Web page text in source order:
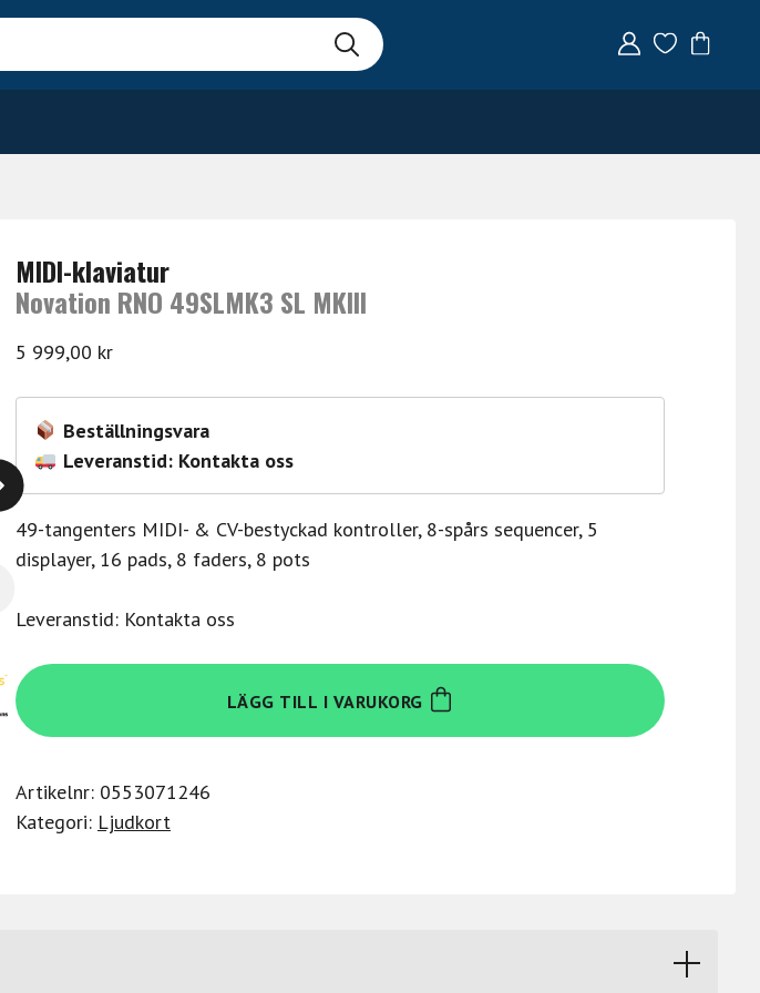
MIDI-klaviatur
Novation RNO 49SLMK3 SL MKIII
5 999,00 kr
Beställningsvara
Leveranstid: Kontakta oss
49-tangenters MIDI- & CV-bestyckad kontroller, 8-spårs sequencer, 5
displayer, 16 pads, 8 faders, 8 pots
Leveranstid: Kontakta oss
Novation
RNO
49SLMK3
MKIII
mängd
LÄGG TILL I VARUKORG
Artikelnr: 0553071246
Kategori: Ljudkort